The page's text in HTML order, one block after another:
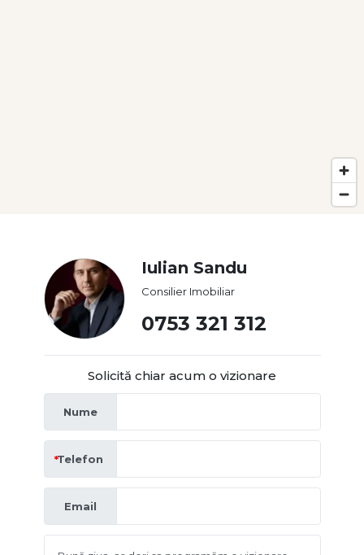
Iulian Sandu
Consilier Imobiliar
0753 321 312
Solicită chiar acum o vizionare
Nume
Telefon
Email